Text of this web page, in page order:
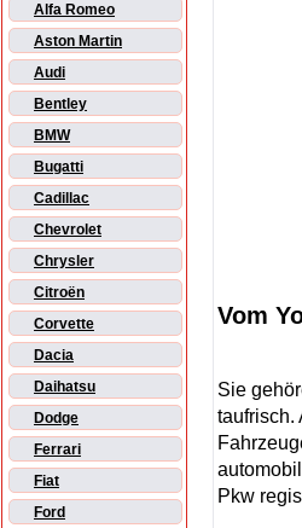
Alfa Romeo
Aston Martin
Audi
Bentley
BMW
Bugatti
Cadillac
Chevrolet
Chrysler
Citroën
Corvette
Dacia
Daihatsu
Dodge
Ferrari
Fiat
Ford
Vom
Sie
taufrisch.
Pkw